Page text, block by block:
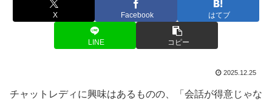
X Facebook はてブ
LINE コピー
2025.12.25
チャットレディに興味はあるものの、「会話が得意じゃな